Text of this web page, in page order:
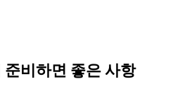
비하면 좋은 사항